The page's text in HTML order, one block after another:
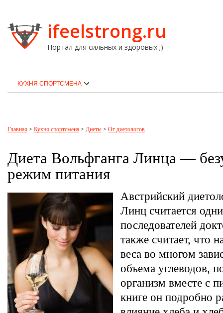
ifeelstrong.ru
Портал для сильных и здоровых ;)
КУХНЯ СПОРТСМЕНА
Главная > Кухня спортсмена > Диеты > От диетологов
Диета Вольфганга Линца —
режим питания
Австрийский
Линц считается
последователей
также считает, что
веса во многом
объема углеводов,
организм вместе с
книге он подробно